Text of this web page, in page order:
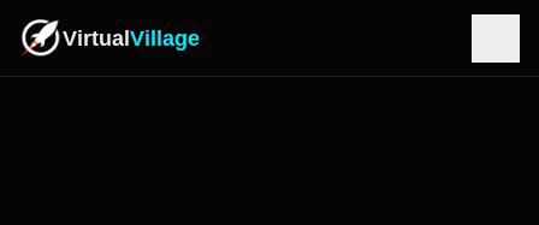
VirtualVillage